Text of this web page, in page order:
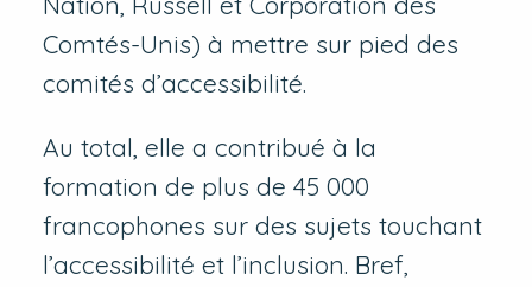
Comtés-Unis) à mettre sur pied des
comités d’accessibilité.
Au total, elle a contribué à la
formation de plus de 45 000
francophones sur des sujets touchant
l’accessibilité et l’inclusion. Bref,